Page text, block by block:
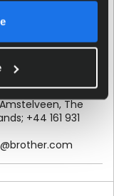
Ltd; 15-1
cho, Mizuho-ku,
467-8561, Japan
International
B.V.; Zanderij 25,
Amstelveen, The
+44 161 931